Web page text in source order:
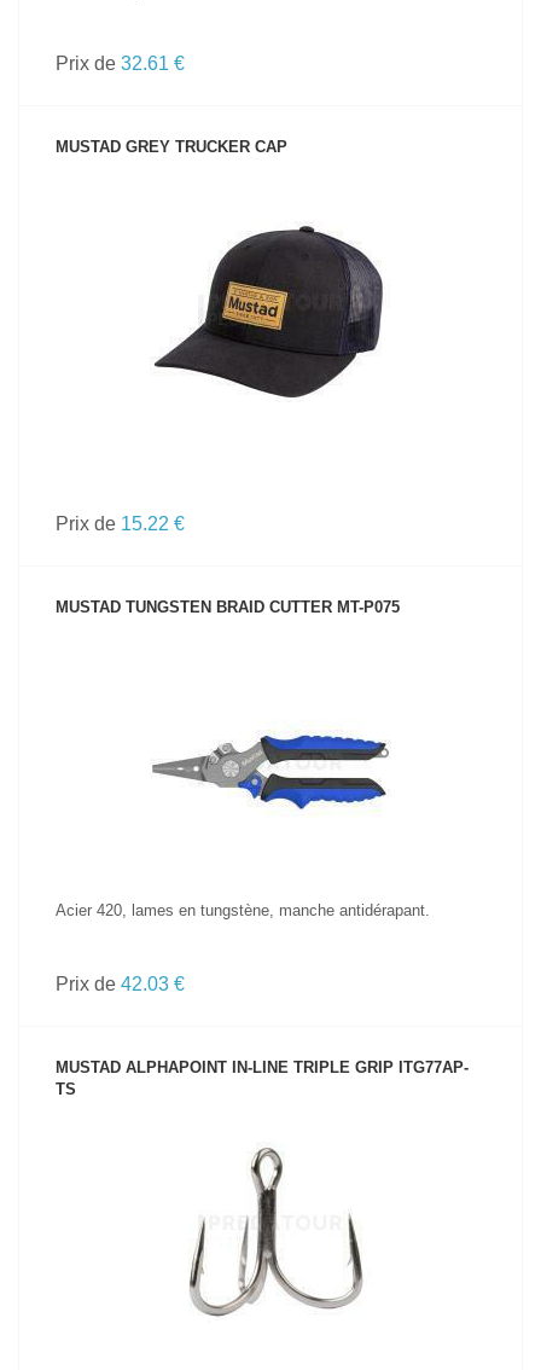
Prix de 32.61 €
MUSTAD GREY TRUCKER CAP
VOIR LE PRODUIT
Prix de 15.22 €
MUSTAD TUNGSTEN BRAID CUTTER MT-P075
VOIR LE PRODUIT
Acier 420, lames en tungstène, manche antidérapant.
Prix de 42.03 €
MUSTAD ALPHAPOINT IN-LINE TRIPLE GRIP ITG77AP-
TS
VOIR LE PRODUIT